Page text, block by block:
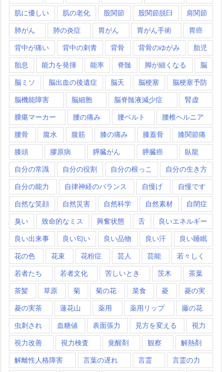
肌に優しい 肌の老化 股関節 股関節脱臼 肩関節
肺がん 肺の炎症 胃がん 胃がん手術 胃癌
背中が痛い 背中の刺青 背骨 背骨のゆがみ 胎児
胎息 能力を発揮 能率 脊髄 脚が細くなる 脳
脳ミソ 脳出血の後遺症 脳天 脳梗塞 脳梗塞予防
脳機能障害 脳細胞 脳脊髄液減少症 腎虚
腫瘍マーカー 腰の痛み 腰ベルト 腰椎ヘルニア
腰骨 腹水 腹筋 膝の痛み 膝蓋骨 膝関節痛
膝頭 膠原病 膵臓がん 膵臓癌 臥龍
自分の常識 自分の役割 自分の根っこ 自分の生き方
自分の能力 自律神経のバランス 自慢げ 自慢です
自然な笑顔 自然災害 自然科学 自然素材 自閉症
臭い 致命的なミス 興奮状態 舌 良いエネルギー
良い出来事 良い匂い 良い品物 良い汗 良い睡眠
花の色 花束 花粉症 芸人 芸能 若々しく
若者たち 若者文化 苦しいとき 茨木 茶葉
茶髪 草原 菊 菊の花 菜食 菱 菱の実
菱の実茶 蓮花山 薬用 薬用リップ 藤の花
虫刺され 血糖値 表面張力 見方を変える 視力
視力改善 視力検査 覚醒剤 観察 解熱剤
解離性人格障害 言葉の遅れ 言霊 言霊の力